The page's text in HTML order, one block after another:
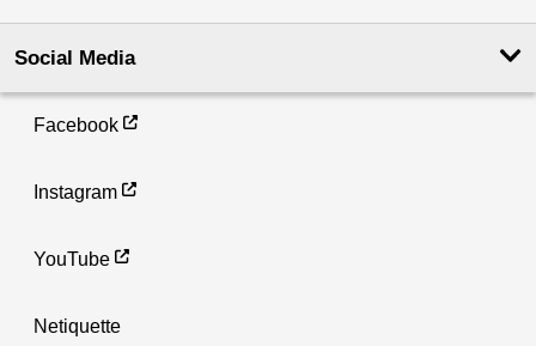
Social Media
Facebook
Instagram
YouTube
Netiquette